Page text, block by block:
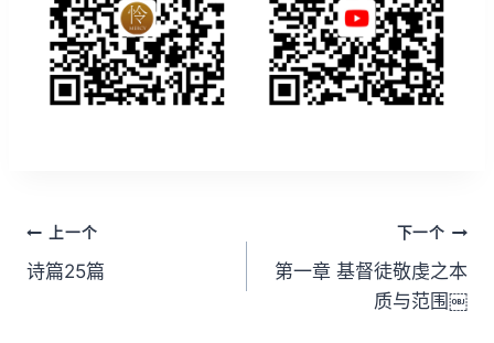
文
章
上一个
诗篇25篇
下一个
第一章 基督徒敬虔之本
质与范围￼